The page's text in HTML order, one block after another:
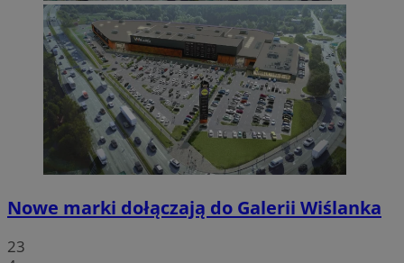
Nowe marki dołączają do Galerii Wiślanka
23